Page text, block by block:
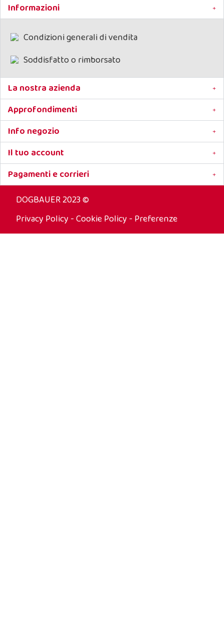
Informazioni
Condizioni generali di vendita
Soddisfatto o rimborsato
La nostra azienda
Approfondimenti
Info negozio
Il tuo account
Pagamenti e corrieri
DOGBAUER 2023 ©
Privacy Policy -Cookie Policy - Preferenze